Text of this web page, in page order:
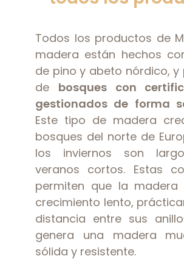
Todos los productos de
madera están hechos
de pino y abeto nórdico, y
de bosques con
gestionados de forma
Este tipo de madera
bosques del norte de
los inviernos son
veranos cortos. Estas
permiten que la madera
crecimiento lento,
distancia entre sus
genera una madera
sólida y resistente.